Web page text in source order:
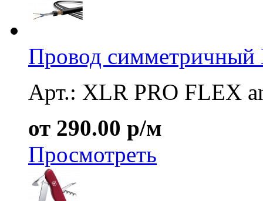
Провод
Арт.: XLR PRO FLEX
от 290.00 р/м
Просмотреть